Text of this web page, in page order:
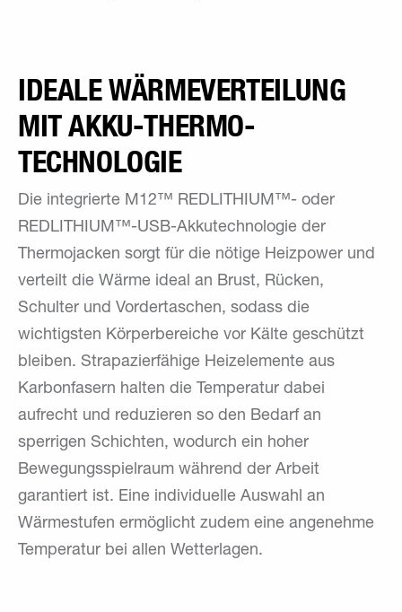
IDEALE WÄRMEVERTEILUNG
MIT AKKU-THERMO-
TECHNOLOGIE
Die integrierte M12™ REDLITHIUM™- oder
REDLITHIUM™-USB-Akkutechnologie der
Thermojacken sorgt für die nötige Heizpower und
verteilt die Wärme ideal an Brust, Rücken,
Schulter und Vordertaschen, sodass die
wichtigsten Körperbereiche vor Kälte geschützt
bleiben. Strapazierfähige Heizelemente aus
Karbonfasern halten die Temperatur dabei
aufrecht und reduzieren so den Bedarf an
sperrigen Schichten, wodurch ein hoher
Bewegungsspielraum während der Arbeit
garantiert ist. Eine individuelle Auswahl an
Wärmestufen ermöglicht zudem eine angenehme
Temperatur bei allen Wetterlagen.